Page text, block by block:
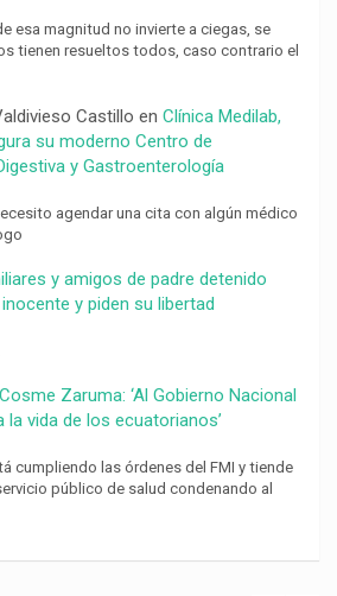
esa magnitud no invierte a ciegas, se
tienen resueltos todos, caso contrario el
Castillo en Clínica Medilab,
su moderno Centro de
y Gastroenterología
agendar una cita con algún médico
y amigos de padre detenido
y piden su libertad
Cosme Zaruma: ‘Al Gobierno Nacional
la vida de los ecuatorianos’
cumpliendo las órdenes del FMI y tiende
público de salud condenando al